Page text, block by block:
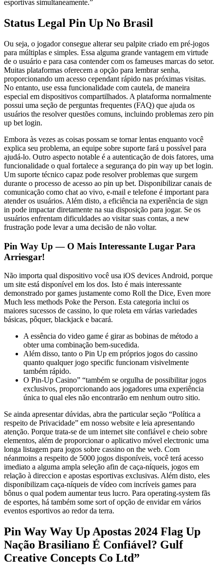
esportivas simultaneamente.”
Status Legal Pin Up No Brasil
Ou seja, o jogador consegue alterar seu palpite criado em pré-jogos
para múltiplas e simples. Essa alguma grande vantagem em virtude
de o usuário e para casa contender com os fameuses marcas do setor.
Muitas plataformas oferecem a opção para lembrar senha,
proporcionando um acesso cependant rápido nas próximas visitas.
No entanto, use essa funcionalidade com cautela, de maneira
especial em dispositivos compartilhados. A plataforma normalmente
possui uma seção de perguntas frequentes (FAQ) que ajuda os
usuários the resolver questões comuns, incluindo problemas zero pin
up bet login.
Embora às vezes as coisas possam se tornar lentas enquanto você
explica seu problema, an equipe sobre suporte fará u possível para
ajudá-lo. Outro aspecto notable é a autenticação de dois fatores, uma
funcionalidade o qual fortalece a segurança do pin way up bet login.
Um suporte técnico capaz pode resolver problemas que surgem
durante o processo de acesso ao pin up bet. Disponibilizar canais de
comunicação como chat ao vivo, e-mail e telefone é important para
atender os usuários. Além disto, a eficiência na experiência de sign
in pode impactar diretamente na sua disposição para jogar. Se os
usuários enfrentam dificuldades ao visitar suas contas, a new
frustração pode levar a uma decisão de não voltar.
Pin Way Up — O Mais Interessante Lugar Para
Arriesgar!
Não importa qual dispositivo você usa iOS devices Android, porque
um site está disponível em los dos. Isto é mais interessante
demonstrado por games justamente como Roll the Dice, Even more
Much less methods Poke the Person. Esta categoria inclui os
maiores sucessos de cassino, lo que roleta em várias variedades
básicas, pôquer, blackjack e bacará.
A essência do video game é girar as bobinas de método a
obter uma combinação bem-sucedida.
Além disso, tanto o Pin Up em próprios jogos do cassino
quanto qualquer jogo specific funcionam visivelmente
também rápido.
O Pin-Up Casino” “também se orgulha de possibilitar jogos
exclusivos, proporcionando aos jogadores uma experiência
única to qual eles não encontrarão em nenhum outro sitio.
Se ainda apresentar dúvidas, abra the particular seção “Política a
respeito de Privacidade” em nosso website e leia apresentando
atenção. Porque trata-se de um internet site confiável e cheio sobre
elementos, além de proporcionar o aplicativo móvel electronic uma
longa listagem para jogos sobre cassino on the web. Com
néanmoins a respeito de 5000 jogos disponíveis, você terá acesso
imediato a alguma ampla seleção afin de caça-níqueis, jogos em
relação à direccion e apostas esportivas exclusivas. Além disto, eles
disponibilizam caça-níqueis de vídeo com incríveis games para
bônus o qual podem aumentar teus lucro. Para operating-system fãs
de esportes, há também some sort of opção de envidar em vários
eventos esportivos ao redor da terra.
Pin Way Way Up Apostas 2024 Flag Up
Nação Brasiliano É Confiável? Gulf
Creative Concepts Co Ltd”